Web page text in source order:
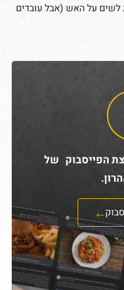
על האש (אבל עובדים
הפייסבוק של